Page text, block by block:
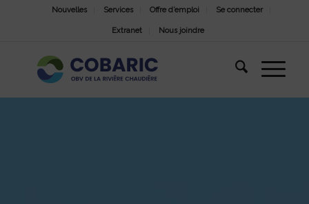
Nouvelles Services Offre d’emploi Se connecter
Extranet Nous joindre